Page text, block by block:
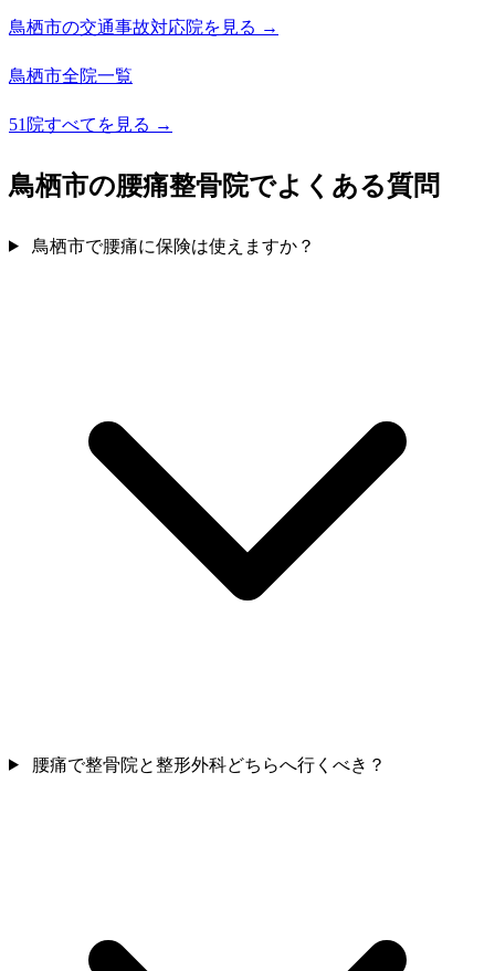
鳥栖市の交通事故対応院を見る →
鳥栖市全院一覧
51院すべてを見る →
鳥栖市の腰痛整骨院でよくある質問
鳥栖市で腰痛に保険は使えますか？
腰痛で整骨院と整形外科どちらへ行くべき？